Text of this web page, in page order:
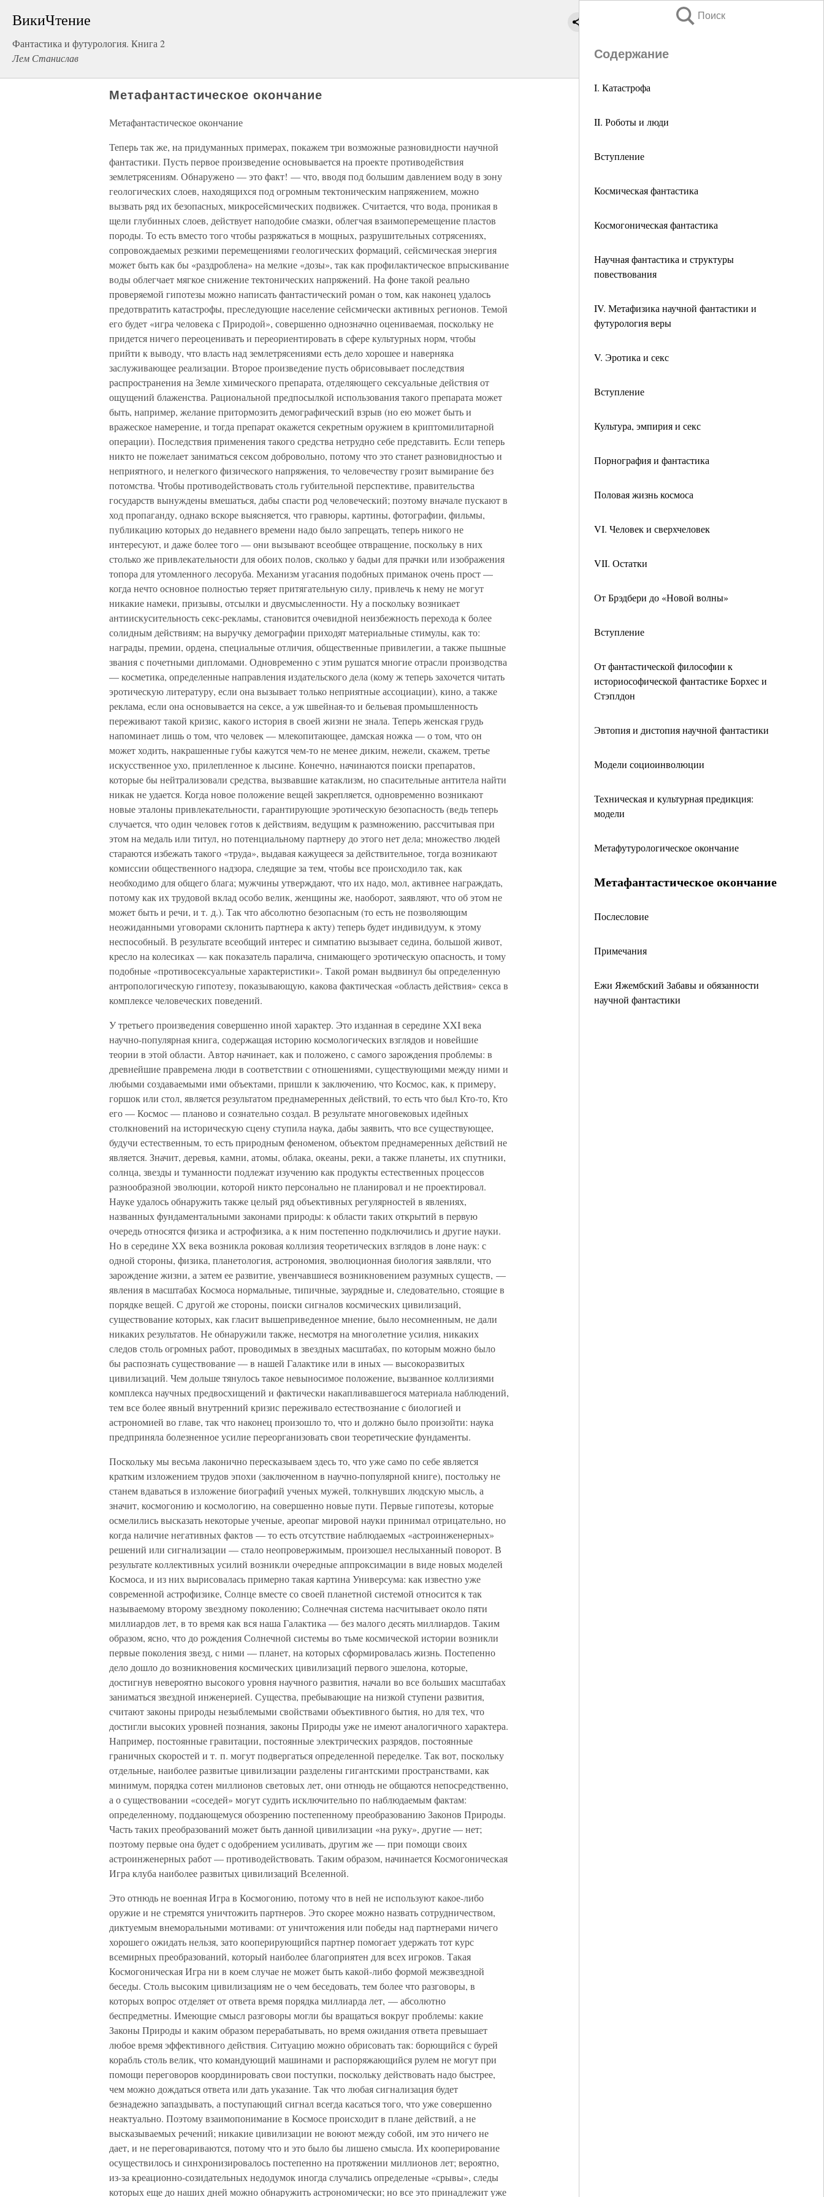
ВикиЧтение
Фантастика и футурология. Книга 2
Лем Станислав
Поиск
Содержание
I. Катастрофа
II. Роботы и люди
Вступление
Космическая фантастика
Космогоническая фантастика
Научная фантастика и структуры
повествования
IV. Метафизика научной фантастики и
футурология веры
V. Эротика и секс
Вступление
Культура, эмпирия и секс
Порнография и фантастика
Половая жизнь космоса
VI. Человек и сверхчеловек
VII. Остатки
От Брэдбери до «Новой волны»
Вступление
От фантастической философии к
историософической фантастике Борхес и
Стэплдон
Эвтопия и дистопия научной фантастики
Модели социоинволюции
Техническая и культурная предикция:
модели
Метафутурологическое окончание
Метафантастическое окончание
Послесловие
Примечания
Ежи Яжембский Забавы и обязанности
научной фантастики
Метафантастическое окончание
Метафантастическое окончание
Теперь так же, на придуманных примерах, покажем три возможные разновидности научной
фантастики. Пусть первое произведение основывается на проекте противодействия
землетрясениям. Обнаружено — это факт! — что, вводя под большим давлением воду в зону
геологических слоев, находящихся под огромным тектоническим напряжением, можно
вызвать ряд их безопасных, микросейсмических подвижек. Считается, что вода, проникая в
щели глубинных слоев, действует наподобие смазки, облегчая взаимоперемещение пластов
породы. То есть вместо того чтобы разряжаться в мощных, разрушительных сотрясениях,
сопровождаемых резкими перемещениями геологических формаций, сейсмическая энергия
может быть как бы «раздроблена» на мелкие «дозы», так как профилактическое впрыскивание
воды облегчает мягкое снижение тектонических напряжений. На фоне такой реально
проверяемой гипотезы можно написать фантастический роман о том, как наконец удалось
предотвратить катастрофы, преследующие население сейсмически активных регионов. Темой
его будет «игра человека с Природой», совершенно однозначно оцениваемая, поскольку не
придется ничего переоценивать и переориентировать в сфере культурных норм, чтобы
прийти к выводу, что власть над землетрясениями есть дело хорошее и наверняка
заслуживающее реализации. Второе произведение пусть обрисовывает последствия
распространения на Земле химического препарата, отделяющего сексуальные действия от
ощущений блаженства. Рациональной предпосылкой использования такого препарата может
быть, например, желание притормозить демографический взрыв (но ею может быть и
вражеское намерение, и тогда препарат окажется секретным оружием в криптомилитарной
операции). Последствия применения такого средства нетрудно себе представить. Если теперь
никто не пожелает заниматься сексом добровольно, потому что это станет разновидностью и
неприятного, и нелегкого физического напряжения, то человечеству грозит вымирание без
потомства. Чтобы противодействовать столь губительной перспективе, правительства
государств вынуждены вмешаться, дабы спасти род человеческий; поэтому вначале пускают в
ход пропаганду, однако вскоре выясняется, что гравюры, картины, фотографии, фильмы,
публикацию которых до недавнего времени надо было запрещать, теперь никого не
интересуют, и даже более того — они вызывают всеобщее отвращение, поскольку в них
столько же привлекательности для обоих полов, сколько у бадьи для прачки или изображения
топора для утомленного лесоруба. Механизм угасания подобных приманок очень прост —
когда нечто основное полностью теряет притягательную силу, привлечь к нему не могут
никакие намеки, призывы, отсылки и двусмысленности. Ну а поскольку возникает
антиискусительность секс-рекламы, становится очевидной неизбежность перехода к более
солидным действиям; на выручку демографии приходят материальные стимулы, как то:
награды, премии, ордена, специальные отличия, общественные привилегии, а также пышные
звания с почетными дипломами. Одновременно с этим рушатся многие отрасли производства
— косметика, определенные направления издательского дела (кому ж теперь захочется читать
эротическую литературу, если она вызывает только неприятные ассоциации), кино, а также
реклама, если она основывается на сексе, а уж швейная-то и бельевая промышленность
переживают такой кризис, какого история в своей жизни не знала. Теперь женская грудь
напоминает лишь о том, что человек — млекопитающее, дамская ножка — о том, что он
может ходить, накрашенные губы кажутся чем-то не менее диким, нежели, скажем, третье
искусственное ухо, прилепленное к лысине. Конечно, начинаются поиски препаратов,
которые бы нейтрализовали средства, вызвавшие катаклизм, но спасительные антитела найти
никак не удается. Когда новое положение вещей закрепляется, одновременно возникают
новые эталоны привлекательности, гарантирующие эротическую безопасность (ведь теперь
случается, что один человек готов к действиям, ведущим к размножению, рассчитывая при
этом на медаль или титул, но потенциальному партнеру до этого нет дела; множество людей
стараются избежать такого «труда», выдавая кажущееся за действительное, тогда возникают
комиссии общественного надзора, следящие за тем, чтобы все происходило так, как
необходимо для общего блага; мужчины утверждают, что их надо, мол, активнее награждать,
потому как их трудовой вклад особо велик, женщины же, наоборот, заявляют, что об этом не
может быть и речи, и т. д.). Так что абсолютно безопасным (то есть не позволяющим
неожиданными уговорами склонить партнера к акту) теперь будет индивидуум, к этому
неспособный. В результате всеобщий интерес и симпатию вызывает седина, большой живот,
кресло на колесиках — как показатель паралича, снимающего эротическую опасность, и тому
подобные «противосексуальные характеристики». Такой роман выдвинул бы определенную
антропологическую гипотезу, показывающую, какова фактическая «область действия» секса в
комплексе человеческих поведений.
У третьего произведения совершенно иной характер. Это изданная в середине XXI века
научно-популярная книга, содержащая историю космологических взглядов и новейшие
теории в этой области. Автор начинает, как и положено, с самого зарождения проблемы: в
древнейшие правремена люди в соответствии с отношениями, существующими между ними и
любыми создаваемыми ими объектами, пришли к заключению, что Космос, как, к примеру,
горшок или стол, является результатом преднамеренных действий, то есть что был Кто-то, Кто
его — Космос — планово и сознательно создал. В результате многовековых идейных
столкновений на историческую сцену ступила наука, дабы заявить, что все существующее,
будучи естественным, то есть природным феноменом, объектом преднамеренных действий не
является. Значит, деревья, камни, атомы, облака, океаны, реки, а также планеты, их спутники,
солнца, звезды и туманности подлежат изучению как продукты естественных процессов
разнообразной эволюции, которой никто персонально не планировал и не проектировал.
Науке удалось обнаружить также целый ряд объективных регулярностей в явлениях,
названных фундаментальными законами природы: к области таких открытий в первую
очередь относятся физика и астрофизика, а к ним постепенно подключились и другие науки.
Но в середине XX века возникла роковая коллизия теоретических взглядов в лоне наук: с
одной стороны, физика, планетология, астрономия, эволюционная биология заявляли, что
зарождение жизни, а затем ее развитие, увенчавшиеся возникновением разумных существ, —
явления в масштабах Космоса нормальные, типичные, заурядные и, следовательно, стоящие в
порядке вещей. С другой же стороны, поиски сигналов космических цивилизаций,
существование которых, как гласит вышеприведенное мнение, было несомненным, не дали
никаких результатов. Не обнаружили также, несмотря на многолетние усилия, никаких
следов столь огромных работ, проводимых в звездных масштабах, по которым можно было
бы распознать существование — в нашей Галактике или в иных — высокоразвитых
цивилизаций. Чем дольше тянулось такое невыносимое положение, вызванное коллизиями
комплекса научных предвосхищений и фактически накапливавшегося материала наблюдений,
тем все более явный внутренний кризис переживало естествознание с биологией и
астрономией во главе, так что наконец произошло то, что и должно было произойти: наука
предприняла болезненное усилие переорганизовать свои теоретические фундаменты.
Поскольку мы весьма лаконично пересказываем здесь то, что уже само по себе является
кратким изложением трудов эпохи (заключенном в научно-популярной книге), постольку не
станем вдаваться в изложение биографий ученых мужей, толкнувших людскую мысль, а
значит, космогонию и космологию, на совершенно новые пути. Первые гипотезы, которые
осмелились высказать некоторые ученые, ареопаг мировой науки принимал отрицательно, но
когда наличие негативных фактов — то есть отсутствие наблюдаемых «астроинженерных»
решений или сигнализации — стало неопровержимым, произошел неслыханный поворот. В
результате коллективных усилий возникли очередные аппроксимации в виде новых моделей
Космоса, и из них вырисовалась примерно такая картина Универсума: как известно уже
современной астрофизике, Солнце вместе со своей планетной системой относится к так
называемому второму звездному поколению; Солнечная система насчитывает около пяти
миллиардов лет, в то время как вся наша Галактика — без малого десять миллиардов. Таким
образом, ясно, что до рождения Солнечной системы во тьме космической истории возникли
первые поколения звезд, с ними — планет, на которых сформировалась жизнь. Постепенно
дело дошло до возникновения космических цивилизаций первого эшелона, которые,
достигнув невероятно высокого уровня научного развития, начали во все больших масштабах
заниматься звездной инженерией. Существа, пребывающие на низкой ступени развития,
считают законы природы незыблемыми свойствами объективного бытия, но для тех, что
достигли высоких уровней познания, законы Природы уже не имеют аналогичного характера.
Например, постоянные гравитации, постоянные электрических разрядов, постоянные
граничных скоростей и т. п. могут подвергаться определенной переделке. Так вот, поскольку
отдельные, наиболее развитые цивилизации разделены гигантскими пространствами, как
минимум, порядка сотен миллионов световых лет, они отнюдь не общаются непосредственно,
а о существовании «соседей» могут судить исключительно по наблюдаемым фактам:
определенному, поддающемуся обозрению постепенному преобразованию Законов Природы.
Часть таких преобразований может быть данной цивилизации «на руку», другие — нет;
поэтому первые она будет с одобрением усиливать, другим же — при помощи своих
астроинженерных работ — противодействовать. Таким образом, начинается Космогоническая
Игра клуба наиболее развитых цивилизаций Вселенной.
Это отнюдь не военная Игра в Космогонию, потому что в ней не используют какое-либо
оружие и не стремятся уничтожить партнеров. Это скорее можно назвать сотрудничеством,
диктуемым внеморальными мотивами: от уничтожения или победы над партнерами ничего
хорошего ожидать нельзя, зато кооперирующийся партнер помогает удержать тот курс
всемирных преобразований, который наиболее благоприятен для всех игроков. Такая
Космогоническая Игра ни в коем случае не может быть какой-либо формой межзвездной
беседы. Столь высоким цивилизациям не о чем беседовать, тем более что разговоры, в
которых вопрос отделяет от ответа время порядка миллиарда лет, — абсолютно
беспредметны. Имеющие смысл разговоры могли бы вращаться вокруг проблемы: какие
Законы Природы и каким образом перерабатывать, но время ожидания ответа превышает
любое время эффективного действия. Ситуацию можно обрисовать так: борющийся с бурей
корабль столь велик, что командующий машинами и распоряжающийся рулем не могут при
помощи переговоров координировать свои поступки, поскольку действовать надо быстрее,
чем можно дождаться ответа или дать указание. Так что любая сигнализация будет
безнадежно запаздывать, а поступающий сигнал всегда касаться того, что уже совершенно
неактуально. Поэтому взаимопонимание в Космосе происходит в плане действий, а не
высказываемых речений; никакие цивилизации не воюют между собой, им это ничего не
дает, и не переговариваются, потому что и это было бы лишено смысла. Их кооперирование
осуществилось и синхронизировалось постепенно на протяжении миллионов лет; вероятно,
из-за креационно-созидательных недодумок иногда случались определеные «срывы», следы
которых еще до наших дней можно обнаружить астрономически; но все это принадлежит уже